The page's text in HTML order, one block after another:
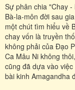
Sự phân chia "Chay
Bà-la-môn đời sau
một chút tìm hiểu về
chay vốn là truyền
không phải của Đạo
Ca Mâu Ni không
cũng đã dựa vào
bài kinh Amagandha